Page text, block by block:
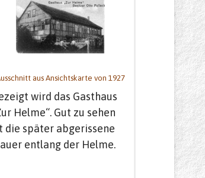
aus Ansichtskarte von 1927
wird das Gasthaus
Helme“. Gut zu sehen
die später abgerissene
entlang der Helme.